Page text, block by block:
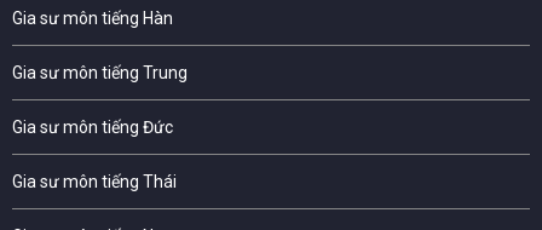
Gia sư môn tiếng Hàn
Gia sư môn tiếng Trung
Gia sư môn tiếng Đức
Gia sư môn tiếng Thái